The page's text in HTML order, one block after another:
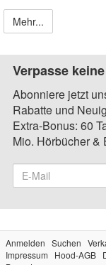
Mehr...
Verpasse
Abonniere jetzt
Rabatte und
Extra-Bonus: 60
Mio. Hörbücher &
Anmelden Suchen
Impressum
Hood-AGB